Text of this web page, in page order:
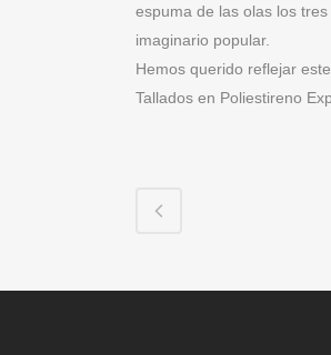
espuma de las olas los
imaginario popular.
Hemos querido reflejar
Tallados en Poliestireno